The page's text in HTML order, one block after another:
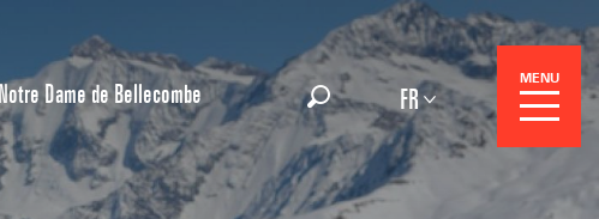
Notre Dame de Bellecombe
Recherche
FR
MENU